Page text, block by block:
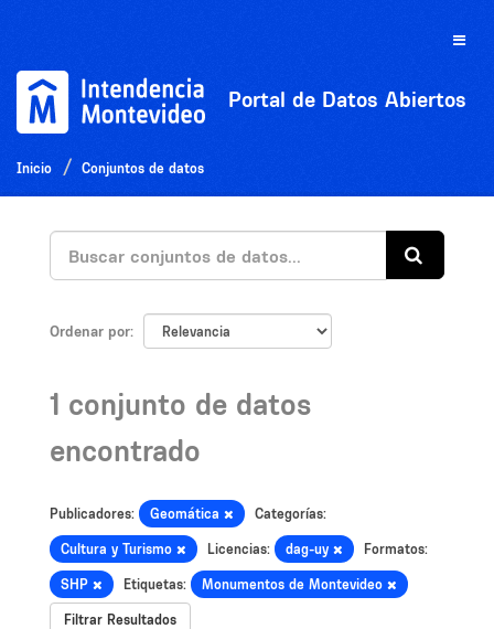
Toggle
Portal de Datos Abiertos
Inicio Conjuntos de datos
Ordenar por
1 conjunto de datos
encontrado
Publicadores: Geomática Categorías:
Cultura y Turismo Licencias: dag-uy Formatos:
SHP Etiquetas: Monumentos de Montevideo
Filtrar Resultados